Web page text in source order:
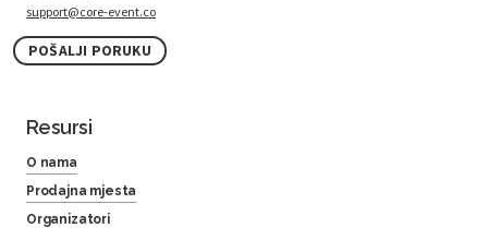
support@core-event.co
POŠALJI PORUKU
Resursi
O nama
Prodajna mjesta
Organizatori